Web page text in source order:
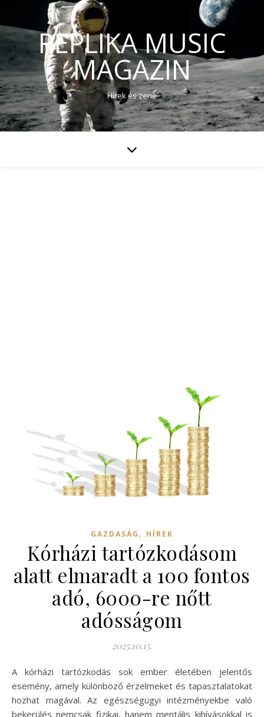
REPLIKA MUSIC
MAGAZIN
Hírek és zene
GAZDASÁG , HÍREK
Kórházi tartózkodásom
alatt elmaradt a 100 fontos
adó, 6000-re nőtt
adósságom
2025.10.15.
A kórházi tartózkodás sok ember életében jelentős
esemény, amely különböző érzelmeket és tapasztalatokat
hozhat magával. Az egészségügyi intézményekbe való
bekerülés nemcsak fizikai, hanem mentális kihívásokkal is